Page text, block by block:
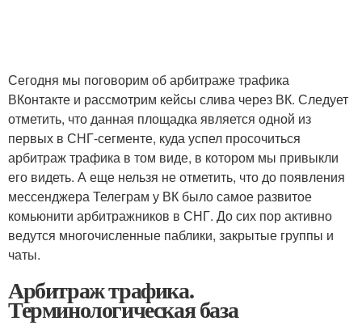
Сегодня мы поговорим об арбитраже трафика
ВКонтакте и рассмотрим кейсы слива через ВК. Следует
отметить, что данная площадка является одной из
первых в СНГ-сегменте, куда успел просочиться
арбитраж трафика в том виде, в котором мы привыкли
его видеть. А еще нельзя не отметить, что до появления
мессенджера Телеграм у ВК было самое развитое
комьюнити арбитражников в СНГ. До сих пор активно
ведутся многочисленные паблики, закрытые группы и
чаты.
Арбитраж трафика.
Терминологическая база